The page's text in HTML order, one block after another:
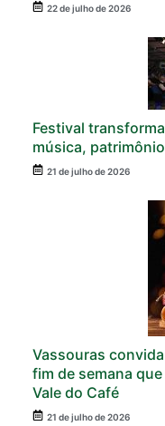
22 de julho de 2026
Festival
música,
21 de julho de 2026
Vassouras
fim de semana
Vale do Café
21 de julho de 2026